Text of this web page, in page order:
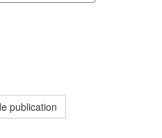
publication